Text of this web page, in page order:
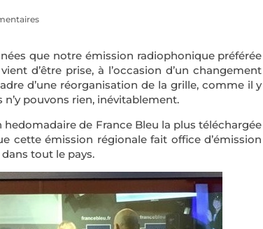
que notre émission radiophonique préférée
d’être prise, à l’occasion d’un changement
d’une réorganisation de la grille, comme il y
pouvons rien, inévitablement.
hedomadaire de France Bleu la plus téléchargée
cette émission régionale fait office d’émission
tout le pays.